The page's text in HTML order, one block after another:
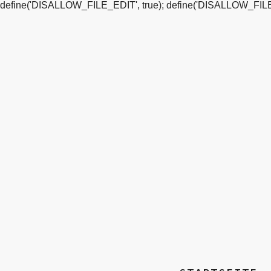
define('DISALLOW_FILE_EDIT', true);